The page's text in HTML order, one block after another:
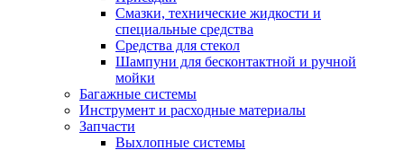
Смазки, технические жидкости и
специальные средства
Средства для стекол
Шампуни для бесконтактной и ручной
мойки
Багажные системы
Инструмент и расходные материалы
Запчасти
Выхлопные системы